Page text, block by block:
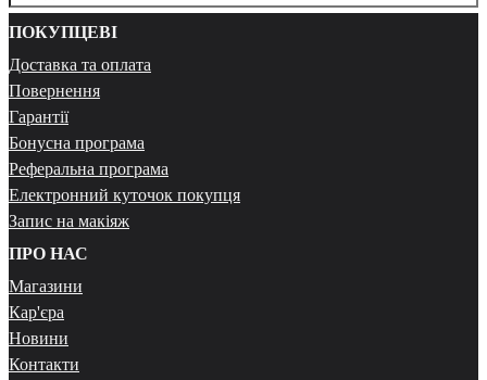
ПОКУПЦЕВІ
Доставка та оплата
Повернення
Гарантії
Бонусна програма
Реферальна програма
Електронний куточок покупця
Запис на макіяж
ПРО НАС
Магазини
Кар'єра
Новини
Контакти